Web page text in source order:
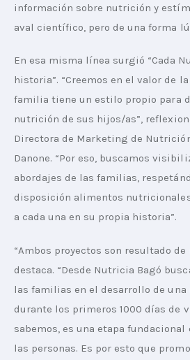
información sobre nutrición y
aval científico, pero de una forma
En esa misma línea surgió “Cada
historia”. “Creemos en el valor de
familia tiene un estilo propio para
nutrición de sus hijos/as”,
Directora de Marketing de
Danone. “Por eso, buscamos
abordajes de las familias,
disposición alimentos
a cada una en su propia historia”.
“Ambos proyectos son resultado
destaca. “Desde Nutricia Bagó
las familias en el desarrollo de
durante los primeros 1000 días de
sabemos, es una etapa
las personas. Es por esto que